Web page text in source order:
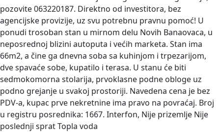
pozovite 063220187. Direktno od investitora, bez
agencijske provizije, uz svu potrebnu pravnu pomoć! U
ponudi trosoban stan u mirnom delu Novih Banaovaca, u
neposrednoj blizini autoputa i većih marketa. Stan ima
66m2, a čine ga dnevna soba sa kuhinjom i trpezarijom,
dve spavaće sobe, kupatilo i terasa. U stanu će biti
sedmokomorna stolarija, prvoklasne podne obloge uz
podno grejanje u svakoj prostoriji. Navedena cena je bez
PDV-a, kupac prve nekretnine ima pravo na povraćaj. Broj
u registru posrednika: 1667. Interfon, Nije prizemlje Nije
poslednji sprat Topla voda